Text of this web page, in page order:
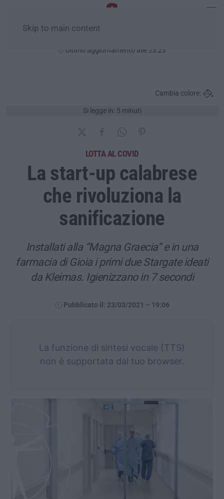
Skip to main content
Ultimo aggiornamento alle 23:23
Si legge in: 5 minuti
Cambia colore:
LOTTA AL COVID
La start-up calabrese
che rivoluziona la
sanificazione
Installati alla “Magna Graecia” e in una
farmacia di Gioia i primi due Stargate ideati
da Kleimas. Igienizzano in 7 secondi
Pubblicato il: 23/03/2021 – 19:06
La funzione di sintesi vocale (TTS)
non è supportata dal tuo browser.